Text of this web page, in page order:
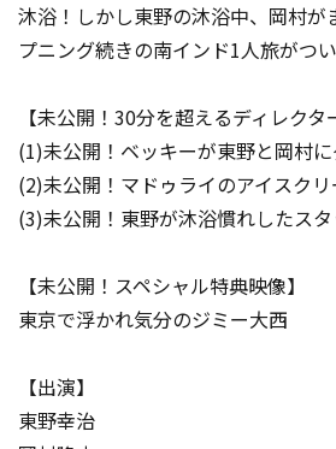
沐浴！しかし東野の沐浴中、岡村
プニング続きの南インド1人旅がつ
【未公開！30分を超えるディレクタ
(1)未公開！ベッキーが東野と岡村
(2)未公開！マドゥライのアイスクリ
(3)未公開！東野が沐浴慣れしたス
【未公開！スペシャル特典映像】
東京で浮かれ気分のジミー大西
【出演】
東野幸治